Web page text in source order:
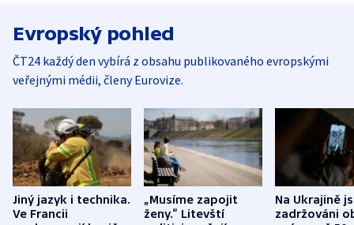
Evropský pohled
ČT24 každý den vybírá z obsahu publikovaného evropskými
veřejnými médii, členy Eurovize.
Jiný jazyk i technika.
Ve Francii
„Musíme zapojit
ženy.“ Litevští
Na Ukrajině
zadržováni